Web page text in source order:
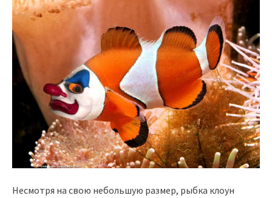
Несмотря на свою небольшую размер, рыбка клоун